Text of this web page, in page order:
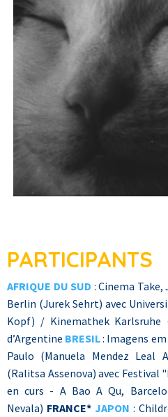
PARTICIPANTS
AFRIQUE DU SUD : Cinema
Berlin (Jurek Sehrt) avec
Kopf) / Kinemathek Karlsruhe
d’Argentine BRESIL: Imagens
Paulo (Manuela Mendez Leal
(Ralitsa Assenova) avec Festival
en curs - A Bao A Qu,
Nevala) FRANCE*JAPON :